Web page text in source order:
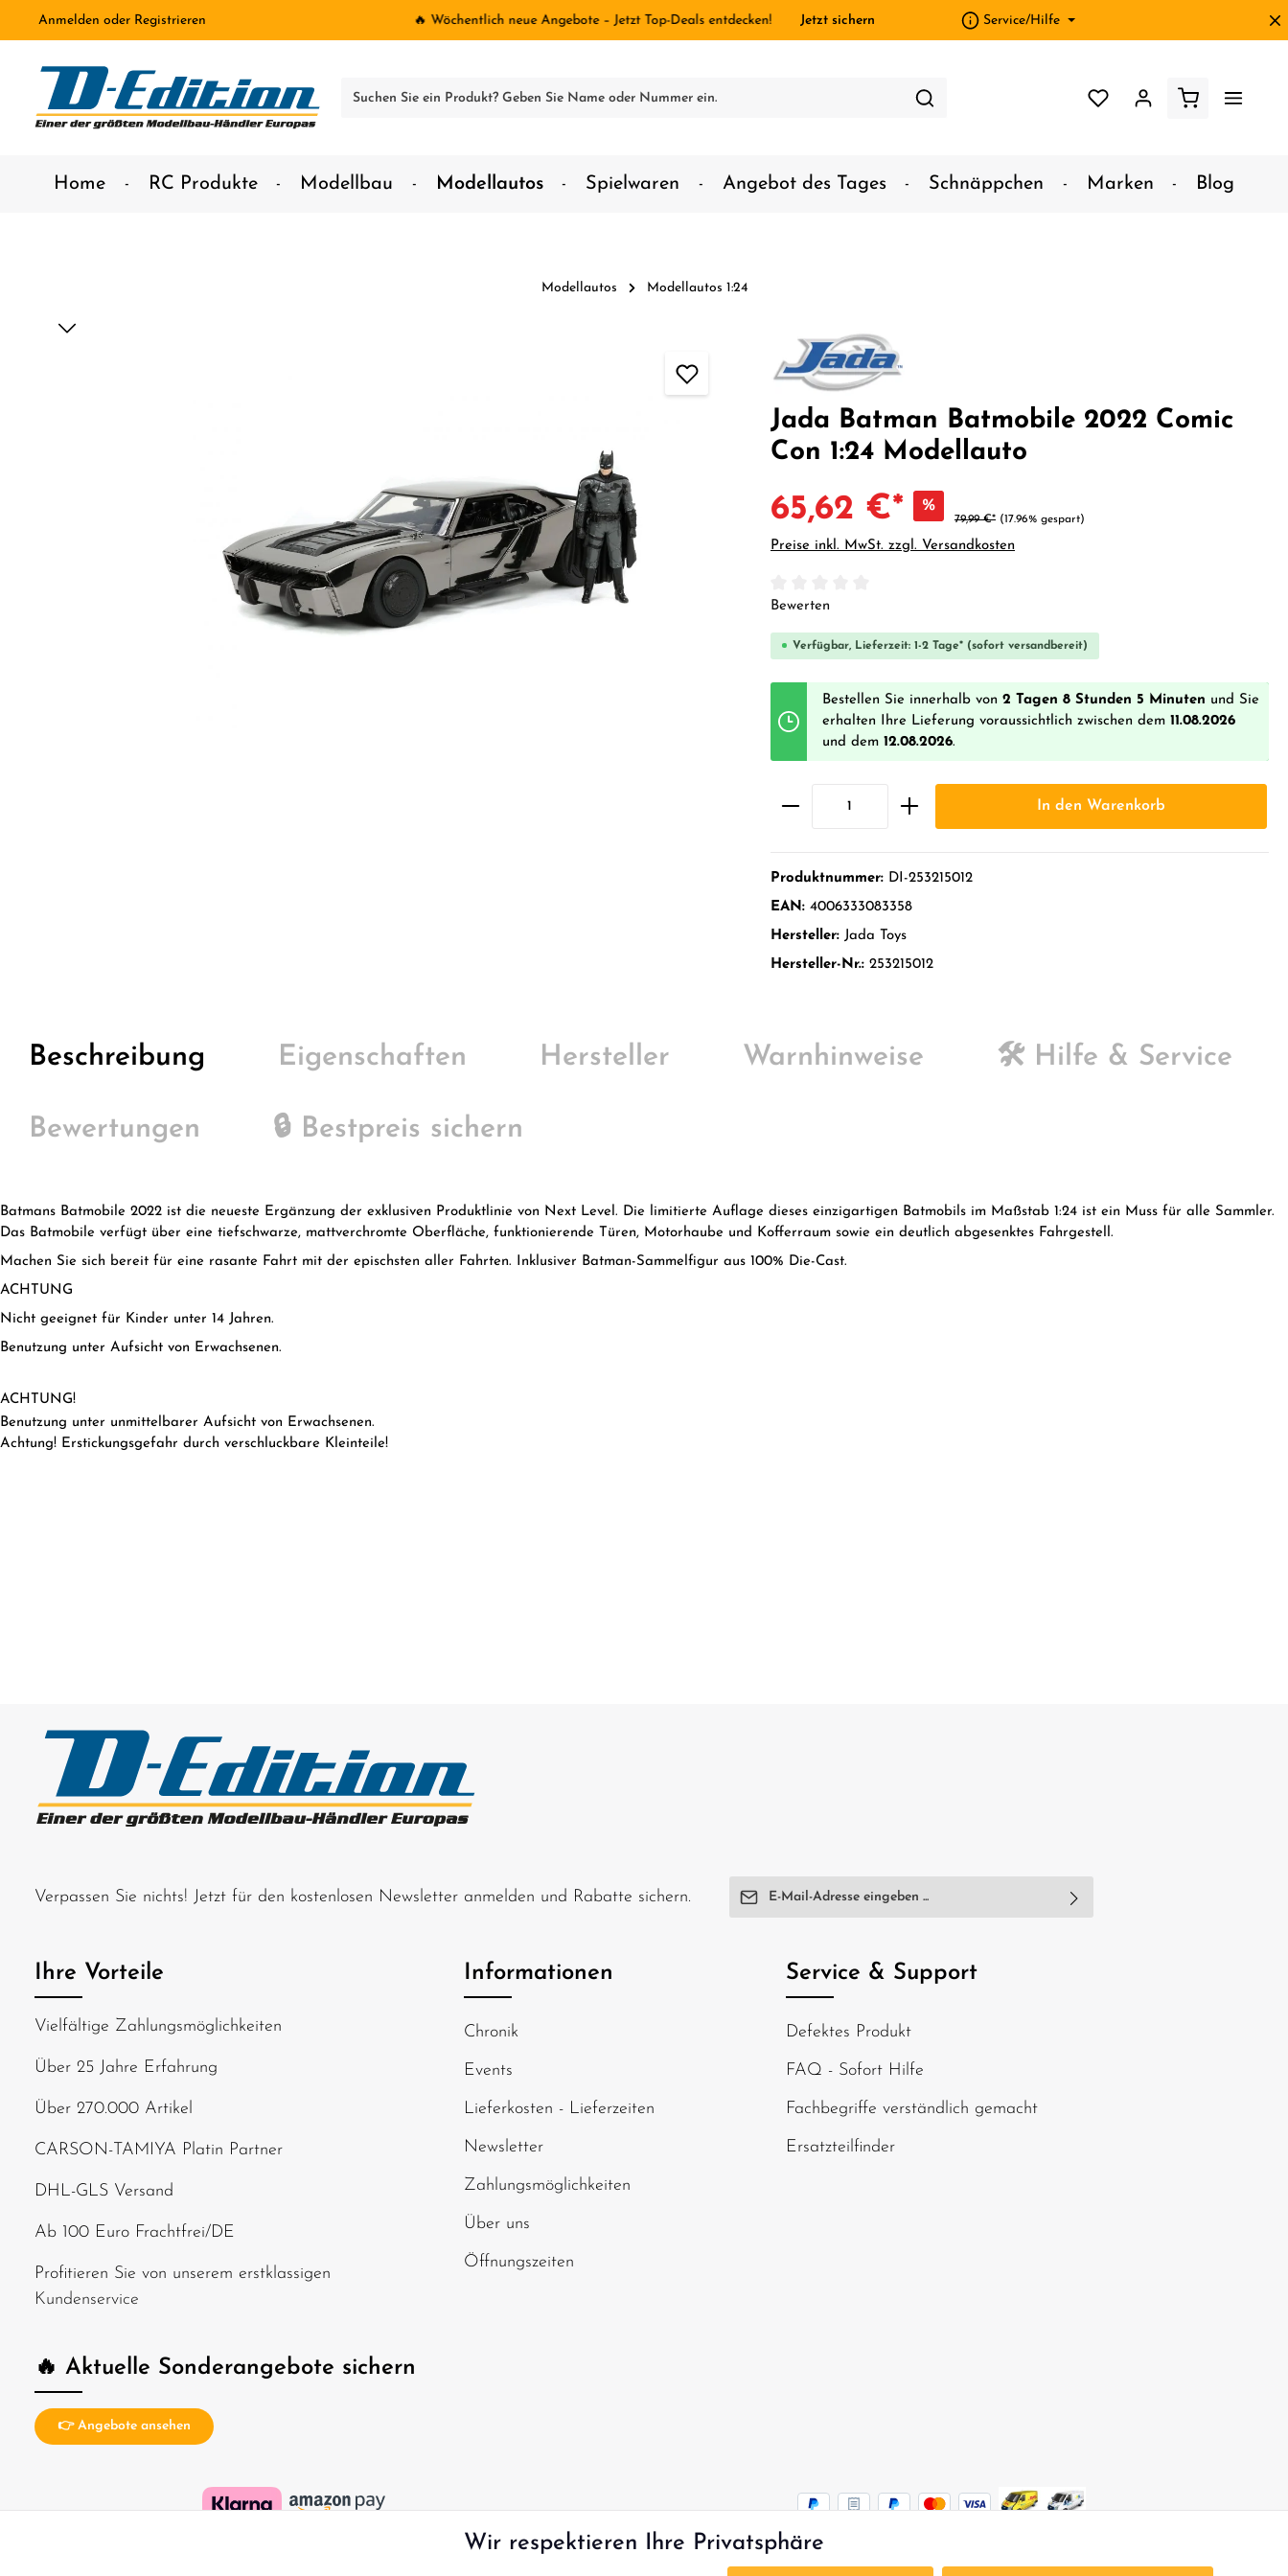
springen
Anmelden oder Registrieren 🔥 Wöchentlich neue Angebote – Jetzt Top-Deals entdecken! Jetzt sichern Service/Hilfe
Home RC Produkte Modellbau Modellautos Spielwaren Angebot des Tages Schnäppchen Marken Blog
Modellautos Modellautos 1:24
Jada Batman Batmobile 2022 Comic
Con 1:24 Modellauto
65,62 €* %
79,99 €* (17.96% gespart)
Preise inkl. MwSt. zzgl. Versandkosten
Durchschnittliche Bewertung von 0 von 5 Sternen
Bewerten
Verfügbar, Lieferzeit: 1-2 Tage* (sofort versandbereit)
Bestellen Sie innerhalb von 2 Tagen 8 Stunden 5 Minuten und Sie
erhalten Ihre Lieferung voraussichtlich zwischen dem 11.08.2026
und dem 12.08.2026.
In den Warenkorb
Produktnummer: DI-253215012
EAN: 4006333083358
Hersteller: Jada Toys
Hersteller-Nr.: 253215012
Beschreibung Eigenschaften Hersteller Warnhinweise 🛠️ Hilfe & Service
Bewertungen 🔒 Bestpreis sichern
Batmans Batmobile 2022 ist die neueste Ergänzung der exklusiven Produktlinie von Next Level. Die limitierte Auflage dieses einzigartigen Batmobils im Maßstab 1:24 ist ein Muss für alle Sammler.
Das Batmobile verfügt über eine tiefschwarze, mattverchromte Oberfläche, funktionierende Türen, Motorhaube und Kofferraum sowie ein deutlich abgesenktes Fahrgestell.
Machen Sie sich bereit für eine rasante Fahrt mit der epischsten aller Fahrten. Inklusiver Batman-Sammelfigur aus 100% Die-Cast.
ACHTUNG
Nicht geeignet für Kinder unter 14 Jahren.
Benutzung unter Aufsicht von Erwachsenen.
ACHTUNG!
Benutzung unter unmittelbarer Aufsicht von Erwachsenen.
Achtung! Erstickungsgefahr durch verschluckbare Kleinteile!
Verpassen Sie nichts! Jetzt für den kostenlosen Newsletter anmelden und Rabatte sichern. E-Mail-Adresse*
einverstanden.
abgebildeten Zeichen ein*
🔥 Aktuelle Sonderangebote sichern
👉 Angebote ansehen
Ihre Vorteile
Vielfältige Zahlungsmöglichkeiten
Über 25 Jahre Erfahrung
Über 270.000 Artikel
CARSON-TAMIYA Platin Partner
DHL-GLS Versand
Ab 100 Euro Frachtfrei/DE
Profitieren Sie von unserem erstklassigen
Kundenservice
Informationen
Chronik
Events
Lieferkosten - Lieferzeiten
Newsletter
Zahlungsmöglichkeiten
Über uns
Öffnungszeiten
Service & Support
Defektes Produkt
FAQ - Sofort Hilfe
Fachbegriffe verständlich gemacht
Ersatzteilfinder
Wir respektieren Ihre Privatsphäre